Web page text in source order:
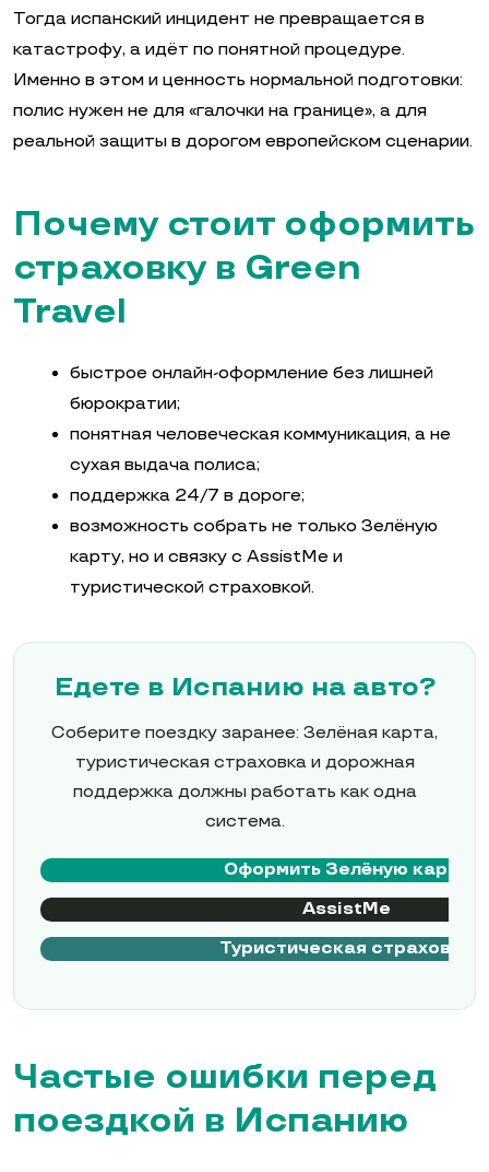
Тогда испанский инцидент не превращается в
катастрофу, а идёт по понятной процедуре.
Именно в этом и ценность нормальной подготовки:
полис нужен не для «галочки на границе», а для
реальной защиты в дорогом европейском сценарии.
Почему стоит оформить
страховку в Green
Travel
быстрое онлайн-оформление без лишней
бюрократии;
понятная человеческая коммуникация, а не
сухая выдача полиса;
поддержка 24/7 в дороге;
возможность собрать не только Зелёную
карту, но и связку с AssistMe и
туристической страховкой.
Едете в Испанию на авто?
Соберите поездку заранее: Зелёная карта,
туристическая страховка и дорожная
поддержка должны работать как одна
система.
Оформить Зелёную карту
AssistMe
Туристическая страховка
Частые ошибки перед
поездкой в Испанию